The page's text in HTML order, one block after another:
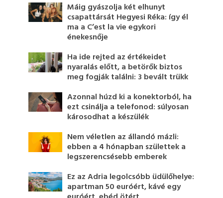
Máig gyászolja két elhunyt
csapattársát Hegyesi Réka: így él
ma a C’est la vie egykori
énekesnője
Ha ide rejted az értékeidet
nyaralás előtt, a betörők biztos
meg fogják találni: 3 bevált trükk
Azonnal húzd ki a konektorból, ha
ezt csinálja a telefonod: súlyosan
károsodhat a készülék
Nem véletlen az állandó mázli:
ebben a 4 hónapban születtek a
legszerencsésebb emberek
Ez az Adria legolcsóbb üdülőhelye:
apartman 50 euróért, kávé egy